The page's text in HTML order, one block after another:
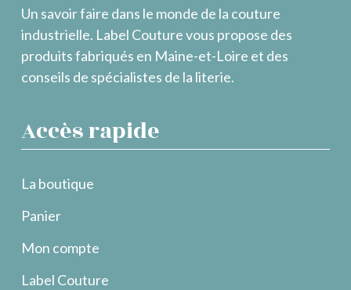
Un savoir faire dans le monde de la couture
industrielle. Label Couture vous propose des
produits fabriqués en Maine-et-Loire et des
conseils de spécialistes de la literie.
Accès rapide
La boutique
Panier
Mon compte
Label Couture